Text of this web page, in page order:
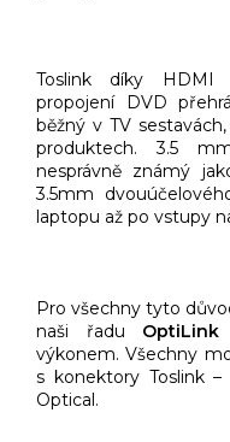
Toslink díky HDMI
propojení DVD
běžný v TV
produktech. 3.5
nesprávně známý
3.5mm
laptopu až po vstupy
Pro všechny tyto
naši řadu
výkonem. Všechny
s konektory Toslink
Optical.